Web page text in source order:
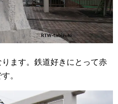
ます。鉄道好きにとって赤
。